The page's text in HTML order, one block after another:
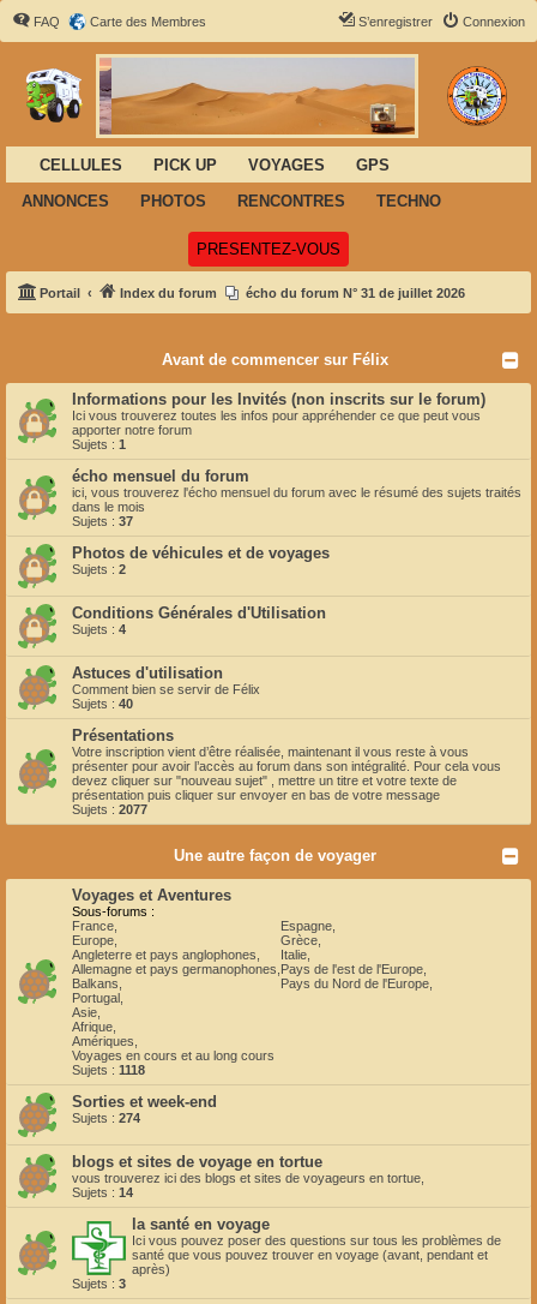
FAQ Carte des Membres Connexion
S’enregistrer
CELLULES PICK UP VOYAGES
GPS
ANNONCES
PHOTOS RENCONTRES TECHNO
PRESENTEZ-VOUS
Portail Index du forum écho du forum N° 31 de juillet 2026
Avant de commencer sur Félix
Informations pour les Invités (non inscrits sur le forum)
Ici vous trouverez toutes les infos pour appréhender ce que peut vous
apporter notre forum
Sujets : 1
écho mensuel du forum
ici, vous trouverez l'écho mensuel du forum avec le résumé des sujets traités
dans le mois
Sujets : 37
Photos de véhicules et de voyages
Sujets : 2
Conditions Générales d'Utilisation
Sujets : 4
Astuces d'utilisation
Comment bien se servir de Félix
Sujets : 40
Présentations
Votre inscription vient d’être réalisée, maintenant il vous reste à vous
présenter pour avoir l’accès au forum dans son intégralité. Pour cela vous
devez cliquer sur "nouveau sujet" , mettre un titre et votre texte de
présentation puis cliquer sur envoyer en bas de votre message
Sujets : 2077
Une autre façon de voyager
Voyages et Aventures
Sous-forums :
France
Europe
Angleterre et pays anglophones
Allemagne et pays germanophones
Balkans
Espagne
Grèce
Italie
Pays de l'est de l'Europe
Pays du Nord de l'Europe
Portugal
Asie
Afrique
Amériques
Voyages en cours et au long cours
Sujets : 1118
Sorties et week-end
Sujets : 274
blogs et sites de voyage en tortue
vous trouverez ici des blogs et sites de voyageurs en tortue,
Sujets : 14
la santé en voyage
Ici vous pouvez poser des questions sur tous les problèmes de
santé que vous pouvez trouver en voyage (avant, pendant et
après)
Sujets : 3